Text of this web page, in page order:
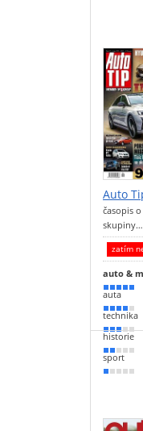
Auto
časopis
skupiny…
zatím
auto &
90 %
auta
80 %
technika
50 %
historie
30 %
sport
20 %